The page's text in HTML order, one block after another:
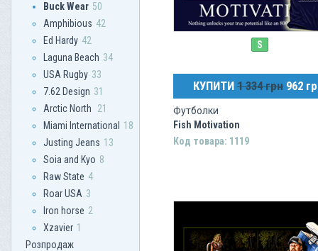
S
КУПИТИ 1 334 грн 962
Футболки
Fish Motivation
Код товара: 1119
Buck Wear 50
Amphibious 42
Ed Hardy 42
Laguna Beach 34
USA Rugby 33
7.62 Design 31
Arctic North
21
Miami International
18
Justing Jeans 13
Soia and Kyo 8
Raw State 4
Roar USA 3
Iron horse 2
Xzavier 1
Розпродаж